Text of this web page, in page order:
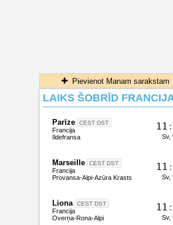
Pievienot Manam sarakstam
LAIKS ŠOBRĪD
Parīze CEST DST
Francija
Ildefransa
1 1 :
Sv,
Marseille CEST DST
Francija
Provansa-Alpi-Azūra Krasts
1 1 :
Sv,
Liona CEST DST
Francija
Overņa-Rona-Alpi
1 1 :
Sv,